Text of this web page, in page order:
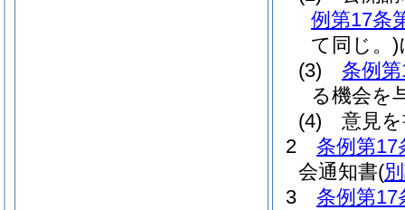
例第17条
て同じ。)
(3)
条例
る機会を
(4)
意見
2
条例第17
会通知書(
3
条例第17